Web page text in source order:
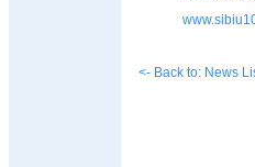
<- Back to: News